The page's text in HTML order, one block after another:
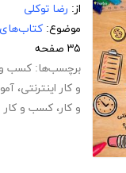
از: رضا توکلی
موضوع:
۳۵ صفحه
برچسب‌ها: کسب و
و کار اینترنتی،
و کار، کسب و کار